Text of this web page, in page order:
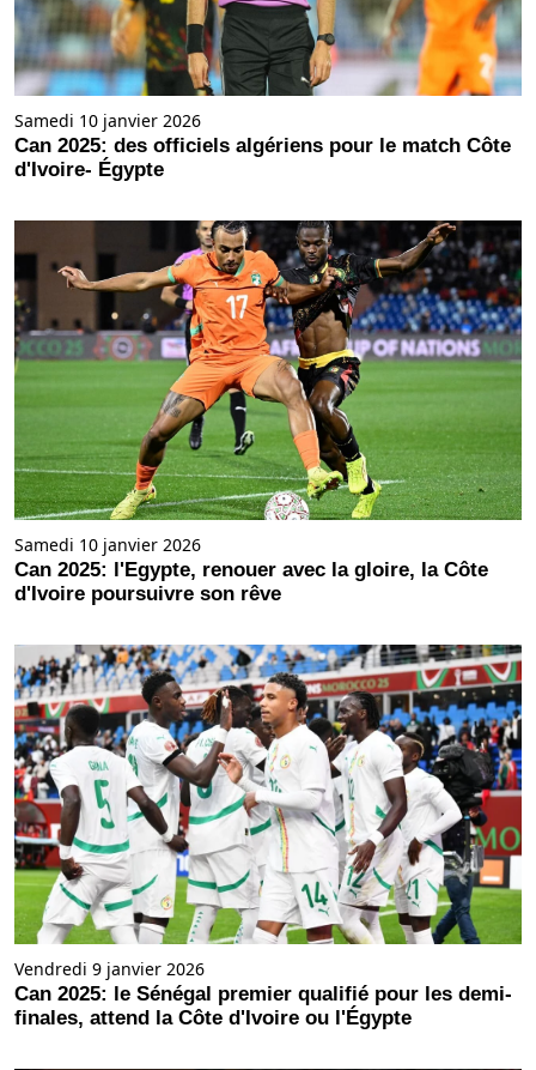
Samedi 10 janvier 2026
Can 2025: des officiels algériens pour le match Côte
d'Ivoire- Égypte
Samedi 10 janvier 2026
Can 2025: l'Egypte, renouer avec la gloire, la Côte
d'Ivoire poursuivre son rêve
Vendredi 9 janvier 2026
Can 2025: le Sénégal premier qualifié pour les demi-
finales, attend la Côte d'Ivoire ou l'Égypte